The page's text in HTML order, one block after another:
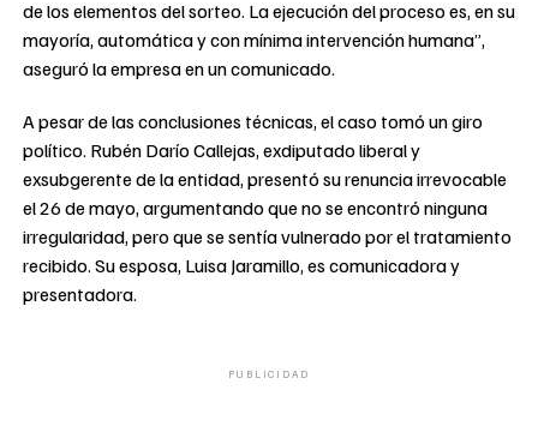
de los elementos del sorteo. La ejecución del proceso es, en su
mayoría, automática y con mínima intervención humana”,
aseguró la empresa en un comunicado.
A pesar de las conclusiones técnicas, el caso tomó un giro
político. Rubén Darío Callejas, exdiputado liberal y
exsubgerente de la entidad, presentó su renuncia irrevocable
el 26 de mayo, argumentando que no se encontró ninguna
irregularidad, pero que se sentía vulnerado por el tratamiento
recibido. Su esposa, Luisa Jaramillo, es comunicadora y
presentadora.
PUBLICIDAD